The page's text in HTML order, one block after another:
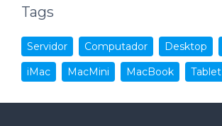
Tags
Servidor Computador Desktop
iMac
MacMini MacBook Tablet